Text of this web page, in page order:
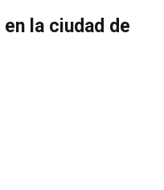
la ciudad de